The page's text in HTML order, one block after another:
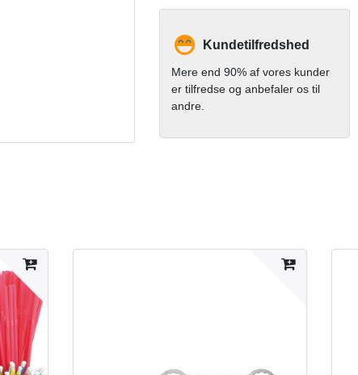
Kundetilfredshed
Mere end 90% af vores kunder
er tilfredse og anbefaler os til
andre.